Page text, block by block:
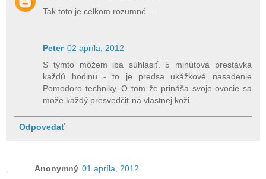
Tak toto je celkom rozumné...
Peter 02 apríla, 2012
S týmto môžem iba súhlasiť. 5 minútová prestávka
každú hodinu - to je predsa ukážkové nasadenie
Pomodoro techniky. O tom že prináša svoje ovocie sa
može každý presvedčiť na vlastnej koži.
Odpovedať
Anonymný 01 apríla, 2012